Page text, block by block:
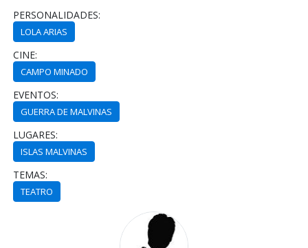
PERSONALIDADES:
LOLA ARIAS
CINE:
CAMPO MINADO
EVENTOS:
GUERRA DE MALVINAS
LUGARES:
ISLAS MALVINAS
TEMAS:
TEATRO